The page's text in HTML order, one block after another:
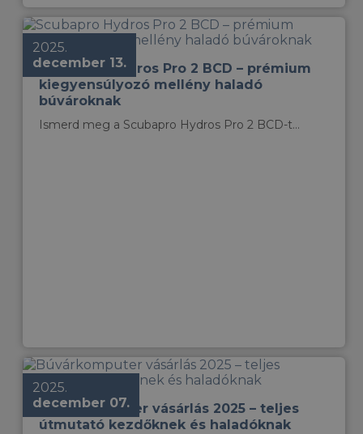
2025.
december 13.
Scubapro Hydros Pro 2 BCD – prémium
kiegyensúlyozó mellény haladó
búvároknak
Ismerd meg a Scubapro Hydros Pro 2 BCD-t...
2025.
december 07.
Búvárkomputer vásárlás 2025 – teljes
útmutató kezdőknek és haladóknak